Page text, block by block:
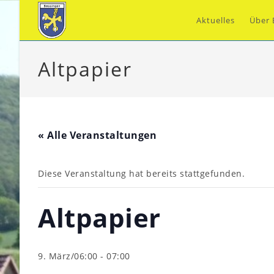
springen
Aktuelles Über
Altpapier
« Alle Veranstaltungen
Diese Veranstaltung hat bereits stattgefunden.
Altpapier
9. März/06:00 - 07:00